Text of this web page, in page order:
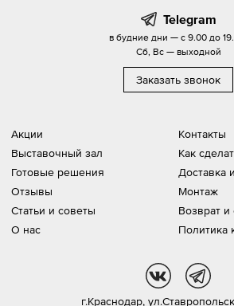
Акции
Выставочный зал
Готовые решения
Отзывы
Статьи и советы
О нас
Контакты
Как
Доставка
Монтаж
Возврат и
Политика
Telegram
в будние дни — с 9.00 до
Сб, Вс — выходной
Заказать звонок
г.Краснодар, vk